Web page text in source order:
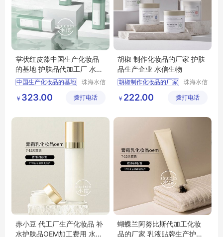
掌状红皮藻中国生产化妆品
的基地 护肤品代加工厂 水信
生物
中国生产化妆品的基地
化妆品定制加工厂家
水信生物
珠海水信
有限公司
￥ 323.00 拨打电话
胡椒 制作化妆品的厂家 护肤
品生产企业 水信生物
胡椒制作化妆品的厂家
护肤品原液加工
水信生物
珠海水信
有限公司
￥ 222.00 拨打电话
赤小豆 代工厂生产化妆品 补
水护肤品OEM加工费用 水信
蝴蝶兰阿努比斯代加工化妆
品的厂家 乳液贴牌生产护肤